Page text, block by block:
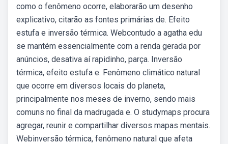
como o fenômeno ocorre, elaborarão um desenho
explicativo, citarão as fontes primárias de. Efeito
estufa e inversão térmica. Webcontudo a agatha edu
se mantém essencialmente com a renda gerada por
anúncios, desativa aí rapidinho, parça. Inversão
térmica, efeito estufa e. Fenômeno climático natural
que ocorre em diversos locais do planeta,
principalmente nos meses de inverno, sendo mais
comuns no final da madrugada e. O studymaps procura
agregar, reunir e compartilhar diversos mapas mentais.
Webinversão térmica, fenômeno natural que afeta